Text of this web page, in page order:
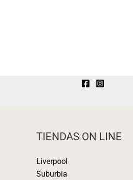
TIENDAS ON LINE
Liverpool
Suburbia